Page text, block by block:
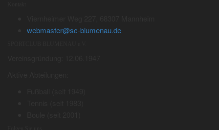
webmaster@sc-blumenau.de